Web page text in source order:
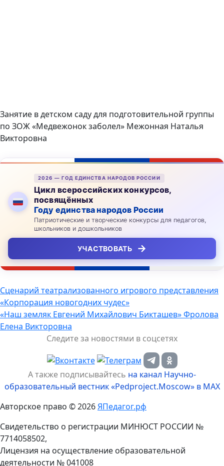
Занятие в детском саду для подготовительной группы
по ЗОЖ «Медвежонок заболел» Межонная Наталья
Викторовна
2026 — ГОД ЕДИНСТВА НАРОДОВ РОССИИ
Цикл всероссийских конкурсов,
посвящённых
Году единства народов России
Патриотические и творческие конкурсы для педагогов,
школьников и дошкольников
УЧАСТВОВАТЬ →
Навигация
по
записям
Сценарий театрализованного игрового представления
«Корпорация новогодних чудес»
«Наш земляк Евгений Михайлович Бикташев» Фролова
Елена Викторовна
Следите за новостями в соцсетях
А также подписывайтесь на канал Научно-
образовательный вестник «Pedproject.Moscow» в MAX
Авторское право © 2026ЯПедагог.рф
Свидетельство о регистрации МИНЮСТ РОССИИ №
7714058502,
Лицензия на осуществление образовательной
деятельности № 041008